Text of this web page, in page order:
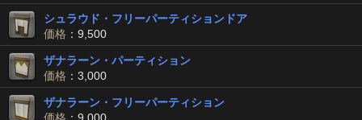
シュラウド・フリーパーティションドア
価格 ：9,500
ザナラーン・パーティション
価格 ：3,000
ザナラーン・フリーパーティション